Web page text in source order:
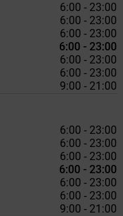
6:00 - 23:00
6:00 - 23:00
6:00 - 23:00
6:00 - 23:00
6:00 - 23:00
6:00 - 23:00
9:00 - 21:00
6:00 - 23:00
6:00 - 23:00
6:00 - 23:00
6:00 - 23:00
6:00 - 23:00
6:00 - 23:00
9:00 - 21:00